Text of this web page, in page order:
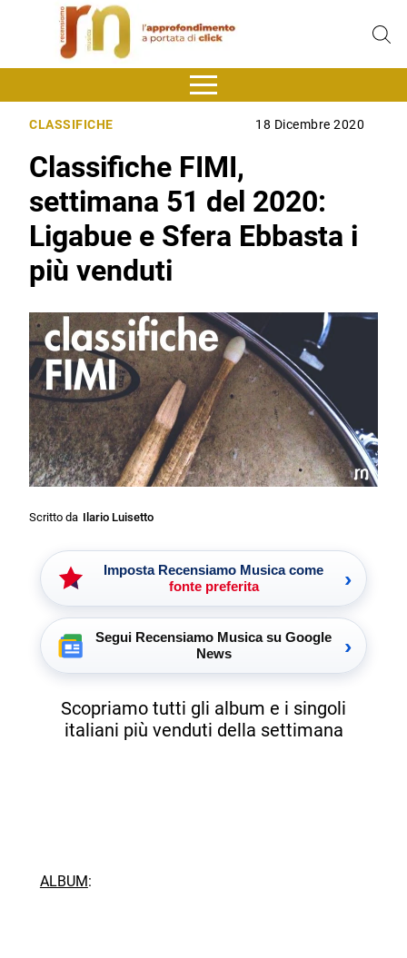
CLASSIFICHE 18 Dicembre 2020
Classifiche FIMI,
settimana 51 del 2020:
Ligabue e Sfera Ebbasta i
più venduti
Scritto da Ilario Luisetto
Imposta Recensiamo Musica come
fonte preferita
›
Segui Recensiamo Musica su Google
News
›
Scopriamo tutti gli album e i singoli
italiani più venduti della settimana
ALBUM: